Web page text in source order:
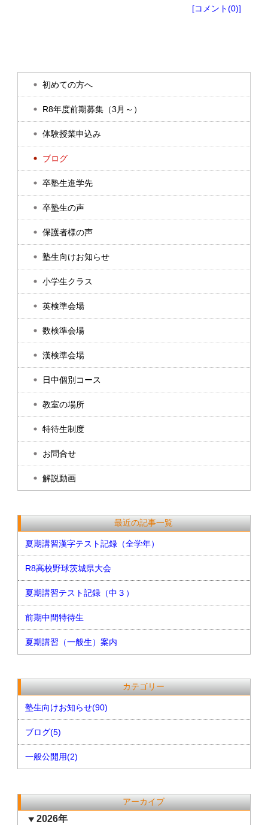
[コメント(0)]
初めての方へ
R8年度前期募集（3月～）
体験授業申込み
ブログ
卒塾生進学先
卒塾生の声
保護者様の声
塾生向けお知らせ
小学生クラス
英検準会場
数検準会場
漢検準会場
日中個別コース
教室の場所
特待生制度
お問合せ
解説動画
最近の記事一覧
夏期講習漢字テスト記録（全学年）
R8高校野球茨城県大会
夏期講習テスト記録（中３）
前期中間特待生
夏期講習（一般生）案内
カテゴリー
塾生向けお知らせ(90)
ブログ(5)
一般公開用(2)
アーカイブ
2026年